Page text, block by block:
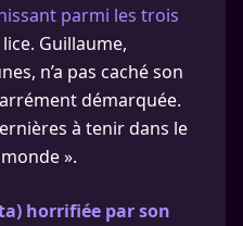
parmi les trois
Guillaume,
n’a pas caché son
démarquée.
à tenir dans le
».
horrifiée par son